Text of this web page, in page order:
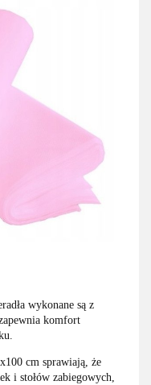
wykonane są z
komfort
cm sprawiają, że
i stołów zabiegowych,